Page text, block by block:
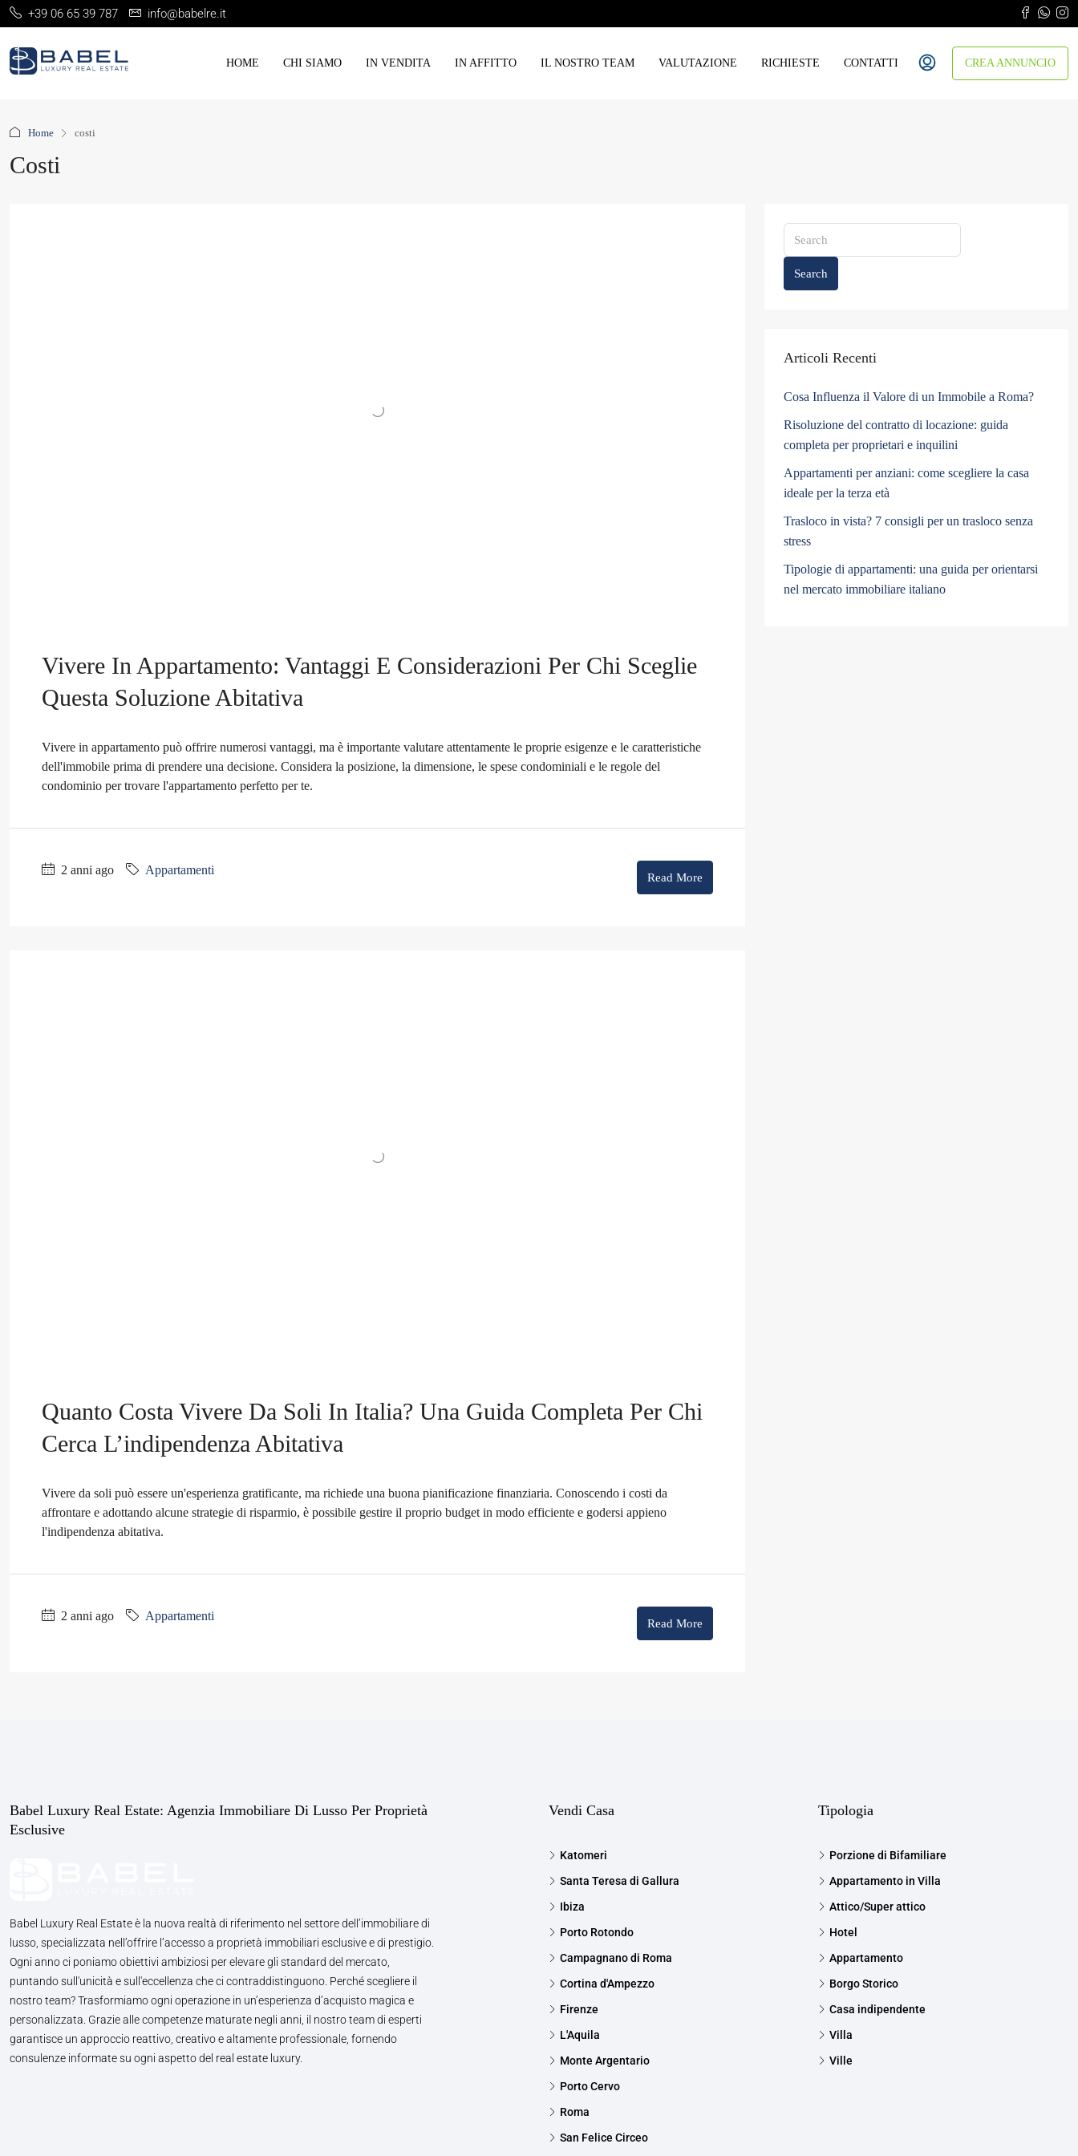
+39 06 65 39 787 info@babelre.it
HOME CHI SIAMO IN VENDITA IN AFFITTO IL NOSTRO TEAM VALUTAZIONE RICHIESTE CONTATTI CREA ANNUNCIO
Home costi
Costi
Vivere In Appartamento: Vantaggi E Considerazioni Per Chi Sceglie
Questa Soluzione Abitativa
Vivere in appartamento può offrire numerosi vantaggi, ma è importante valutare attentamente le proprie esigenze e le caratteristiche
dell'immobile prima di prendere una decisione. Considera la posizione, la dimensione, le spese condominiali e le regole del
condominio per trovare l'appartamento perfetto per te.
2 anni ago Appartamenti
Read More
Quanto Costa Vivere Da Soli In Italia? Una Guida Completa Per Chi
Cerca L’indipendenza Abitativa
Vivere da soli può essere un'esperienza gratificante, ma richiede una buona pianificazione finanziaria. Conoscendo i costi da
affrontare e adottando alcune strategie di risparmio, è possibile gestire il proprio budget in modo efficiente e godersi appieno
l'indipendenza abitativa.
2 anni ago Appartamenti
Read More
Search
Articoli Recenti
Cosa Influenza il Valore di un Immobile a Roma?
Risoluzione del contratto di locazione: guida
completa per proprietari e inquilini
Appartamenti per anziani: come scegliere la casa
ideale per la terza età
Trasloco in vista? 7 consigli per un trasloco senza
stress
Tipologie di appartamenti: una guida per orientarsi
nel mercato immobiliare italiano
Babel Luxury Real Estate: Agenzia Immobiliare Di Lusso Per Proprietà
Esclusive
Babel Luxury Real Estate è la nuova realtà di riferimento nel settore dell’immobiliare di
lusso, specializzata nell’offrire l’accesso a proprietà immobiliari esclusive e di prestigio.
Ogni anno ci poniamo obiettivi ambiziosi per elevare gli standard del mercato,
puntando sull'unicità e sull'eccellenza che ci contraddistinguono. Perché scegliere il
nostro team? Trasformiamo ogni operazione in un’esperienza d’acquisto magica e
personalizzata. Grazie alle competenze maturate negli anni, il nostro team di esperti
garantisce un approccio reattivo, creativo e altamente professionale, fornendo
consulenze informate su ogni aspetto del real estate luxury.
Vendi Casa
Katomeri
Santa Teresa di Gallura
Ibiza
Porto Rotondo
Campagnano di Roma
Cortina d'Ampezzo
Firenze
L'Aquila
Monte Argentario
Porto Cervo
Roma
San Felice Circeo
Tipologia
Porzione di Bifamiliare
Appartamento in Villa
Attico/Super attico
Hotel
Appartamento
Borgo Storico
Casa indipendente
Villa
Ville